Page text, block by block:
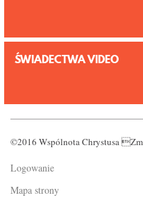
ŚWIADECTWA VIDEO
©2016 Wspólnota Chrystusa
Logowanie
Mapa strony